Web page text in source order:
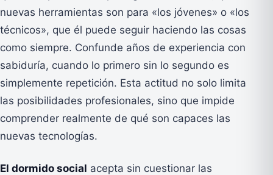
nuevas herramientas son para «los jóvenes» o «los
técnicos», que él puede seguir haciendo las cosas
como siempre. Confunde años de experiencia con
sabiduría, cuando lo primero sin lo segundo es
simplemente repetición. Esta actitud no solo limita
las posibilidades profesionales, sino que impide
comprender realmente de qué son capaces las
nuevas tecnologías.
El dormido social acepta sin cuestionar las